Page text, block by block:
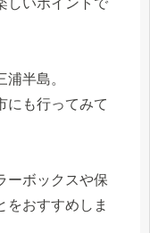
しいポイントで
半島。
にも行ってみて
ーボックスや保
をおすすめしま